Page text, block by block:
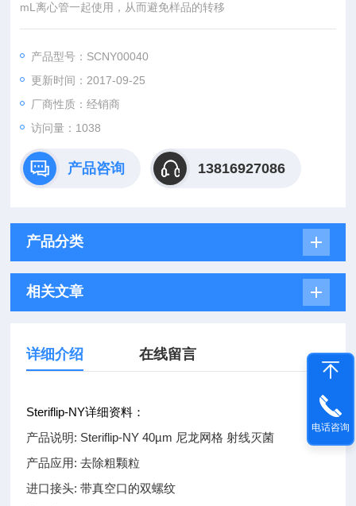
mL离心管一起使用，从而避免样品的转移
产品型号：SCNY00040
更新时间：2017-09-25
厂商性质：经销商
访问量：1038
产品咨询 13816927086
产品分类
相关文章
详细介绍 在线留言
Steriflip-NY详细资料：
产品说明: Steriflip-NY 40µm 尼龙网格 射线灭菌
产品应用: 去除粗颗粒
进口接头: 带真空口的双螺纹
电话咨询